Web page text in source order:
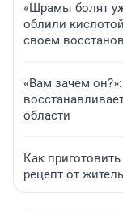
«Шрамы болят
облили
своем
«Вам зачем
области
Как
рецепт от